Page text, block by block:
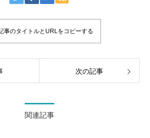
事のタイトルとURLをコピーする
次の記事
関連記事